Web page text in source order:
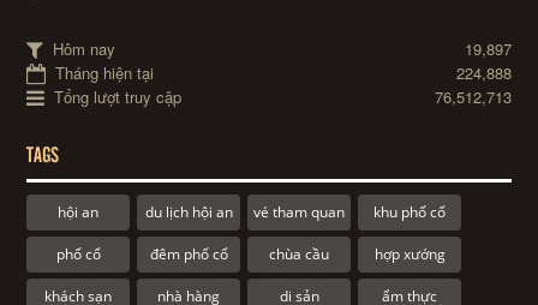
Hôm nay
19,897
Tháng hiện tại
224,888
Tổng lượt truy cập
76,512,713
TAGS
hội an du lịch hội an vé tham quan khu phố cổ
phố cổ đêm phố cổ chùa cầu hợp xướng
khách sạn nhà hàng di sản ẩm thực